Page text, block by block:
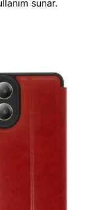
sunar.